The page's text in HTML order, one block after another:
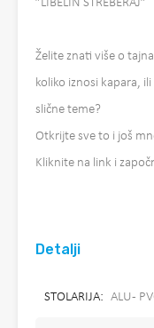
”LIBELIN ŠTREBERAJ”
Želite znati više o
koliko iznosi kapara,
slične teme?
Otkrijte sve to i još
Kliknite na link i
Detalji
STOLARIJA: ALU -